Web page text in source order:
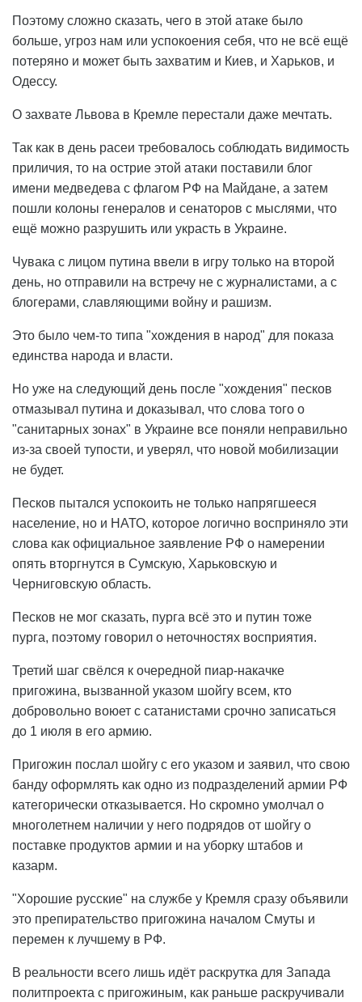
Поэтому сложно сказать, чего в этой атаке было
больше, угроз нам или успокоения себя, что не всё ещё
потеряно и может быть захватим и Киев, и Харьков, и
Одессу.
О захвате Львова в Кремле перестали даже мечтать.
Так как в день расеи требовалось соблюдать видимость
приличия, то на острие этой атаки поставили блог
имени медведева с флагом РФ на Майдане, а затем
пошли колоны генералов и сенаторов с мыслями, что
ещё можно разрушить или украсть в Украине.
Чувака с лицом путина ввели в игру только на второй
день, но отправили на встречу не с журналистами, а с
блогерами, славляющими войну и рашизм.
Это было чем-то типа "хождения в народ" для показа
единства народа и власти.
Но уже на следующий день после "хождения" песков
отмазывал путина и доказывал, что слова того о
"санитарных зонах" в Украине все поняли неправильно
из-за своей тупости, и уверял, что новой мобилизации
не будет.
Песков пытался успокоить не только напрягшееся
население, но и НАТО, которое логично восприняло эти
слова как официальное заявление РФ о намерении
опять вторгнутся в Сумскую, Харьковскую и
Черниговскую область.
Песков не мог сказать, пурга всё это и путин тоже
пурга, поэтому говорил о неточностях восприятия.
Третий шаг свёлся к очередной пиар-накачке
пригожина, вызванной указом шойгу всем, кто
добровольно воюет с сатанистами срочно записаться
до 1 июля в его армию.
Пригожин послал шойгу с его указом и заявил, что свою
банду оформлять как одно из подразделений армии РФ
категорически отказывается. Но скромно умолчал о
многолетнем наличии у него подрядов от шойгу о
поставке продуктов армии и на уборку штабов и
казарм.
"Хорошие русские" на службе у Кремля сразу объявили
это препирательство пригожина началом Смуты и
перемен к лучшему в РФ.
В реальности всего лишь идёт раскрутка для Запада
политпроекта с пригожиным, как раньше раскручивали